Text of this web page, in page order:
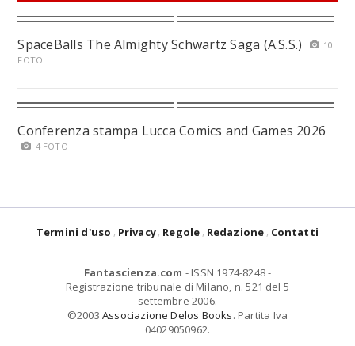
SpaceBalls The Almighty Schwartz Saga (A.S.S.)
10
FOTO
Conferenza stampa Lucca Comics and Games 2026
4 FOTO
Termini d'uso Privacy Regole Redazione Contatti
Fantascienza.com - ISSN 1974-8248 -
Registrazione tribunale di Milano, n. 521 del 5
settembre 2006.
©2003 Associazione Delos Books. Partita Iva
04029050962.